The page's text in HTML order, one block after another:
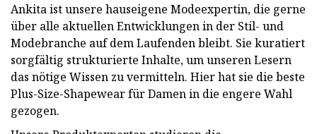
Ankita ist unsere hauseigene Modeexpertin, die gerne
über alle aktuellen Entwicklungen in der Stil- und
Modebranche auf dem Laufenden bleibt. Sie kuratiert
sorgfältig strukturierte Inhalte, um unseren Lesern
das nötige Wissen zu vermitteln. Hier hat sie die beste
Plus-Size-Shapewear für Damen in die engere Wahl
gezogen.